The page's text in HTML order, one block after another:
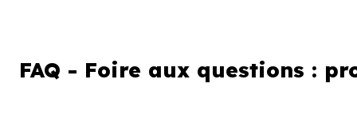
FAQ - Foire aux questions :